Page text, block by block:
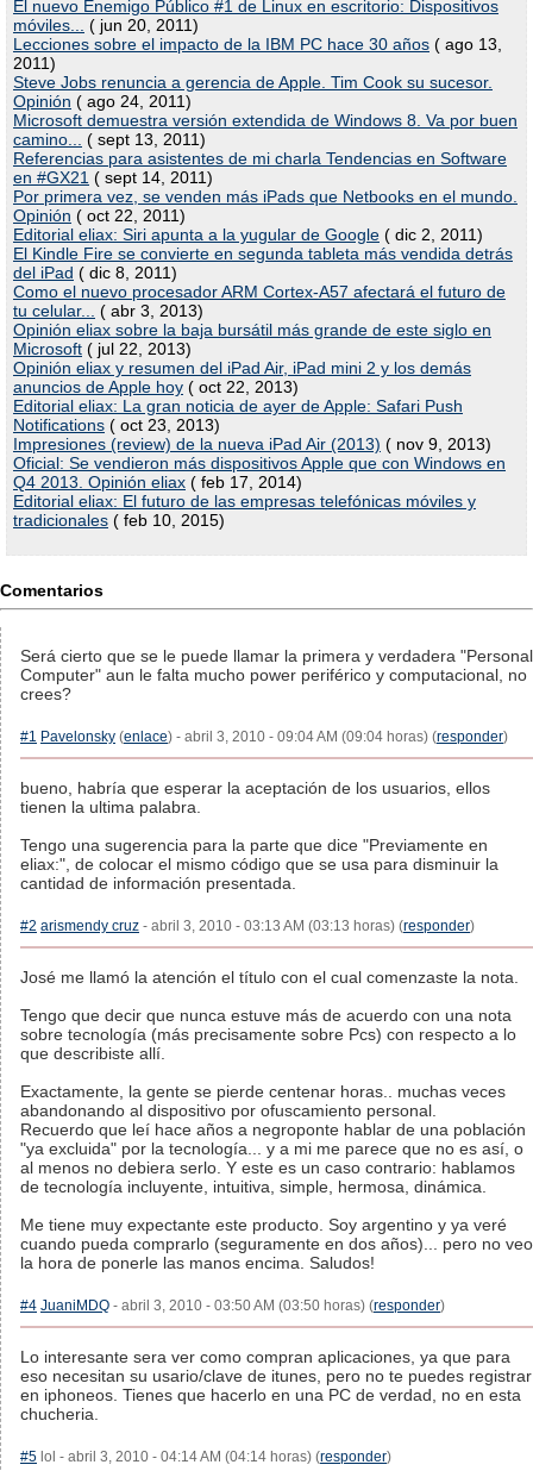
El nuevo Enemigo Público #1 de Linux en escritorio: Dispositivos
móviles...
( jun 20, 2011)
Lecciones sobre el impacto de la IBM PC hace 30 años ( ago 13,
2011)
Steve Jobs renuncia a gerencia de Apple. Tim Cook su sucesor.
Opinión ( ago 24, 2011)
Microsoft demuestra versión extendida de Windows 8. Va por buen
camino...
( sept 13, 2011)
Referencias para asistentes de mi charla Tendencias en Software
en #GX21 ( sept 14, 2011)
Por primera vez, se venden más iPads que Netbooks en el mundo.
Opinión ( oct 22, 2011)
Editorial eliax: Siri apunta a la yugular de Google ( dic 2, 2011)
El Kindle Fire se convierte en segunda tableta más vendida detrás
del iPad ( dic 8, 2011)
Como el nuevo procesador ARM Cortex-A57 afectará el futuro de
tu celular...
( abr 3, 2013)
Opinión eliax sobre la baja bursátil más grande de este siglo en
Microsoft ( jul 22, 2013)
Opinión eliax y resumen del iPad Air, iPad mini 2 y los demás
anuncios de Apple hoy ( oct 22, 2013)
Editorial eliax: La gran noticia de ayer de Apple: Safari Push
Notifications ( oct 23, 2013)
Impresiones (review) de la nueva iPad Air (2013) ( nov 9, 2013)
Oficial: Se vendieron más dispositivos Apple que con Windows en
Q4 2013. Opinión eliax ( feb 17, 2014)
Editorial eliax: El futuro de las empresas telefónicas móviles y
tradicionales ( feb 10, 2015)
Comentarios
Será cierto que se le puede llamar la primera y verdadera "Personal
Computer" aun le falta mucho power periférico y computacional, no
crees?
#1 Pavelonsky (enlace) - abril 3, 2010 - 09:04 AM (09:04 horas) (responder)
bueno, habría que esperar la aceptación de los usuarios, ellos
tienen la ultima palabra.
Tengo una sugerencia para la parte que dice "Previamente en
eliax:", de colocar el mismo código que se usa para disminuir la
cantidad de información presentada.
#2 arismendy cruz - abril 3, 2010 - 03:13 AM (03:13 horas) (responder)
José me llamó la atención el título con el cual comenzaste la nota.
Tengo que decir que nunca estuve más de acuerdo con una nota
sobre tecnología (más precisamente sobre Pcs) con respecto a lo
que describiste allí.
Exactamente, la gente se pierde centenar horas.. muchas veces
abandonando al dispositivo por ofuscamiento personal.
Recuerdo que leí hace años a negroponte hablar de una población
"ya excluida" por la tecnología... y a mi me parece que no es así, o
al menos no debiera serlo. Y este es un caso contrario: hablamos
de tecnología incluyente, intuitiva, simple, hermosa, dinámica.
Me tiene muy expectante este producto. Soy argentino y ya veré
cuando pueda comprarlo (seguramente en dos años)... pero no veo
la hora de ponerle las manos encima. Saludos!
#4 JuaniMDQ - abril 3, 2010 - 03:50 AM (03:50 horas) (responder)
Lo interesante sera ver como compran aplicaciones, ya que para
eso necesitan su usario/clave de itunes, pero no te puedes registrar
en iphoneos. Tienes que hacerlo en una PC de verdad, no en esta
chucheria.
#5 lol - abril 3, 2010 - 04:14 AM (04:14 horas) (responder)